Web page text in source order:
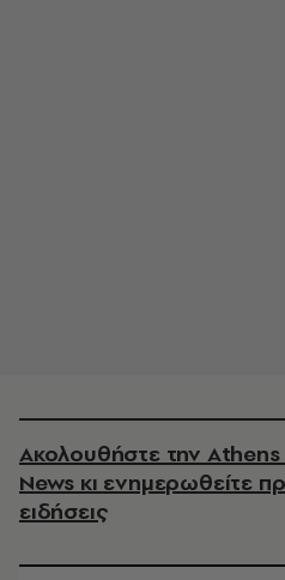
Ακολουθήστε την
News κι ενημερωθείτε
ειδήσεις